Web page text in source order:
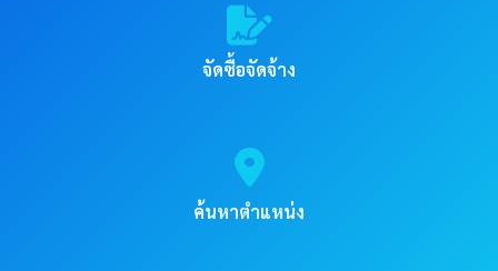
จัดซื้อจัดจ้าง
ค้นหาตำแหน่ง